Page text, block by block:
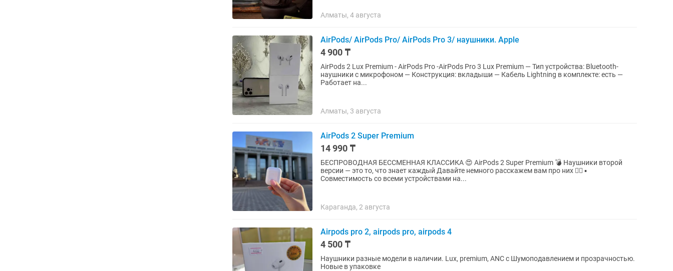
Алматы, 4 августа
AirPods/ AirPods Pro/ AirPods Pro 3/ наушники. Apple
4 900 ₸
AirPods 2 Lux Premium - AirPods Pro -AirPods Pro 3 Lux Premium — Тип устройства: Bluetooth-
наушники с микрофоном — Конструкция: вкладыши — Кабель Lightning в комплекте: есть —
Работает на...
Алматы, 3 августа
AirPods 2 Super Premium
14 990 ₸
БЕСПРОВОДНАЯ БЕССМЕННАЯ КЛАССИКА 😍 AirPods 2 Super Premium 💣 Наушники второй
версии — это то, что знает каждый Давайте немного расскажем вам про них 👇🏻 ▪️
Совместимость со всеми устройствами на...
Караганда, 2 августа
Airpods pro 2, airpods pro, airpods 4
4 500 ₸
Наушники разные модели в наличии. Lux, premium, ANC с Шумоподавлением и прозрачностью.
Новые в упаковке